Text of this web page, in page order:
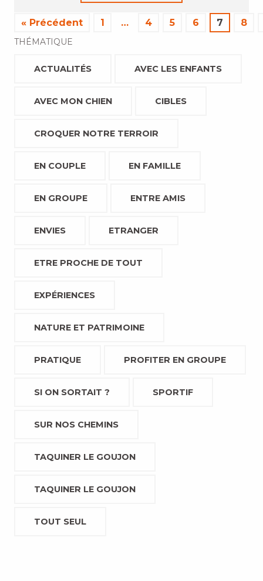
« Précédent 1 … 4 5 6 7 8
THÉMATIQUE
ACTUALITÉS AVEC LES ENFANTS
AVEC MON CHIEN CIBLES
CROQUER NOTRE TERROIR
EN COUPLE EN FAMILLE
EN GROUPE ENTRE AMIS
ENVIES ETRANGER
ETRE PROCHE DE TOUT
EXPÉRIENCES
NATURE ET PATRIMOINE
PRATIQUE PROFITER EN GROUPE
SI ON SORTAIT ? SPORTIF
SUR NOS CHEMINS
TAQUINER LE GOUJON
TAQUINER LE GOUJON
TOUT SEUL